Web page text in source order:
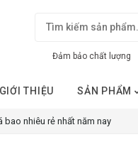
Đảm bảo chất lượng
GIỚI THIỆU SẢN PHẨM
bao nhiêu rẻ nhất năm nay